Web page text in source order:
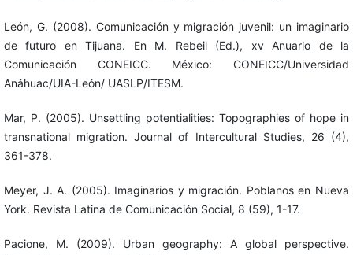
León, G. (2008). Comunicación y migración juvenil: un imaginario
de futuro en Tijuana. En M. Rebeil (Ed.), xv Anuario de la
Comunicación CONEICC. México: CONEICC/Universidad
Anáhuac/UIA-León/ UASLP/ITESM.
Mar, P. (2005). Unsettling potentialities: Topographies of hope in
transnational migration. Journal of Intercultural Studies, 26 (4),
361-378.
Meyer, J. A. (2005). Imaginarios y migración. Poblanos en Nueva
York. Revista Latina de Comunicación Social, 8 (59), 1-17.
Pacione, M. (2009). Urban geography: A global perspective.